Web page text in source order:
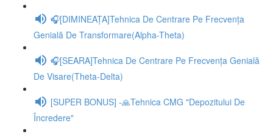
🎧[DIMINEAȚA]Tehnica De Centrare Pe Frecvența
Genială De Transformare(Alpha-Theta)
🎧[SEARA]Tehnica De Centrare Pe Frecvența Genială
De Visare(Theta-Delta)
[SUPER BONUS] -🙏Tehnica CMG "Depozitului De
Încredere"